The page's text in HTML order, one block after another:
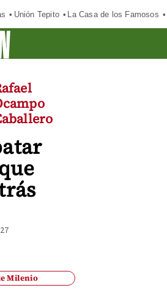
Unión Tepito La Casa de los Famosos
Milenio